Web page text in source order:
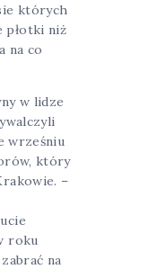
których
płotki niż
na co
w lidze
wrześniu
który
–
roku
na